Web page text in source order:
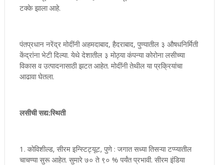
टक्के झाला आहे.
पंतप्रधान नरेंद्र मोदींनी अहमदाबाद, हैदराबाद, पुण्यातील ३ औषधनिर्मिती
केंद्रांना भेटी दिल्या. येथे देशातील ३ मोठ्या कंपन्या कोरोना लसीच्या
विकास व उत्पादनासाठी झटत आहेत. मोदींनी तेथील या प्रक्रियांचा
आढावा घेतला.
लसीची सद्य:स्थिती
1. कोविशील्ड, सीरम इन्स्टिट्यूट, पुणे : जगात सध्या तिसऱ्या टप्प्यातील
चाचण्या सुरू आहेत. सुमारे ७० ते ९० % पर्यंत प्रभावी. सीरम इंडिया